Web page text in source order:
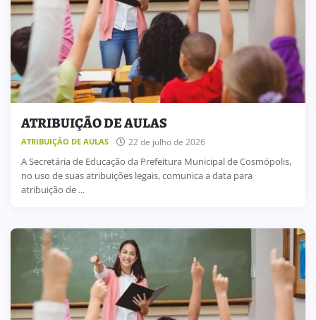
ATRIBUIÇÃO DE AULAS
ATRIBUIÇÃO DE AULAS 22 de julho de 2026
A Secretária de Educação da Prefeitura Municipal de Cosmópolis,
no uso de suas atribuições legais, comunica a data para
atribuição de ...